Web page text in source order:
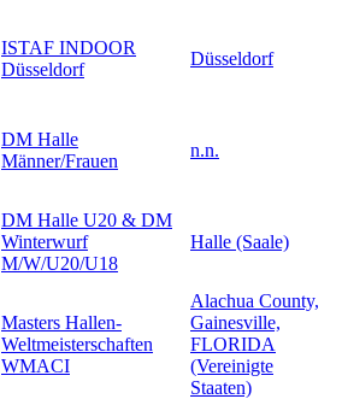
ISTAF INDOOR
Düsseldorf
Düsseldorf
DM Halle
Männer/Frauen
n.n.
DM Halle U20 & DM
Winterwurf
M/W/U20/U18
Halle (Saale)
Masters Hallen-
Weltmeisterschaften
WMACI
Alachua County,
Gainesville,
FLORIDA
(Vereinigte
Staaten)